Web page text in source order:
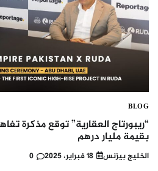
BLOG
“ريبورتاج العقارية” توقع مذكرة
بقيمة مليار درهم
الخليج بيزنس 18 فبراير، 2025 0